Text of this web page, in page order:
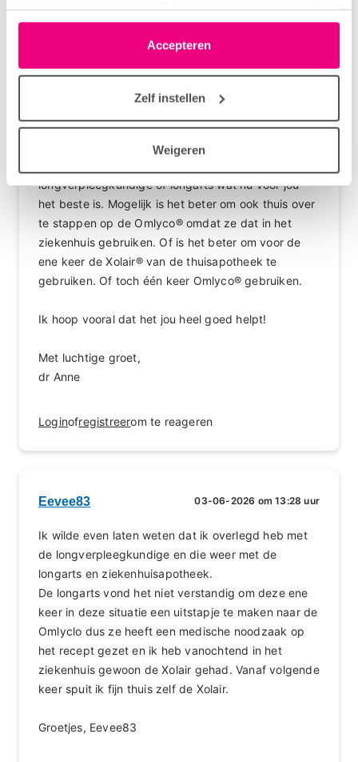
moment wijzigen of intrekken via het cookie-icoontje
linksonder elke pagina. De lijst met partners is te vinden
in het tabblad “details”.
Accepteren
Zelf instellen
Weigeren
lichaamseigen afweerstof. Daarom is het meer een
chemische stof. In het ene laboratorium gebruiken
ze andere cellen dan het andere laboratorium. Zo'n
het ene of het andere laboratorium.
Maar als Xolair® goed werkt dan werkt Omlyco®
longverpleegkundige of longarts wat nu voor jou
het beste is. Mogelijk is het beter om ook thuis over
te stappen op de Omlyco® omdat ze dat in het
ziekenhuis gebruiken. Of is het beter om voor de
ene keer de Xolair® van de thuisapotheek te
gebruiken. Of toch één keer Omlyco® gebruiken.
Ik hoop vooral dat het jou heel goed helpt!
Met luchtige groet,
dr Anne
Loginofregistreerom te reageren
Eevee83 03-06-2026 om 13:28 uur
Ik wilde even laten weten dat ik overlegd heb met
de longverpleegkundige en die weer met de
longarts en ziekenhuisapotheek.
De longarts vond het niet verstandig om deze ene
keer in deze situatie een uitstapje te maken naar de
Omlyclo dus ze heeft een medische noodzaak op
het recept gezet en ik heb vanochtend in het
ziekenhuis gewoon de Xolair gehad. Vanaf volgende
keer spuit ik fijn thuis zelf de Xolair.
Groetjes, Eevee83